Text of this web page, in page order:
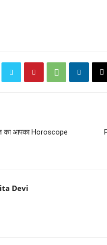
का आपका Horoscope
Devi